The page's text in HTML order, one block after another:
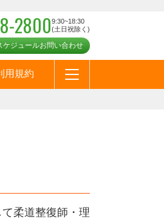
28009:30~18:30
(土日祝除く)
ケジュールお問い合わせ
用規約
柔道整復師・理